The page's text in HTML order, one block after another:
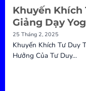
Khuyến Khích
Giảng Dạy
25 Tháng 2, 2025
Khuyến Khích Tư Duy
Hưởng Của Tư Duy...